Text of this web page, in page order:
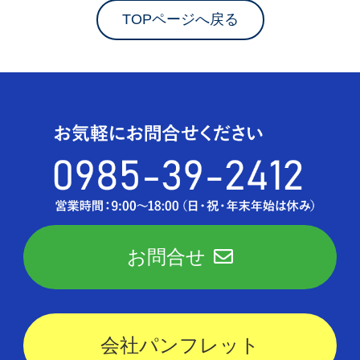
TOPページへ戻る
お問合せ
会社パンフレット